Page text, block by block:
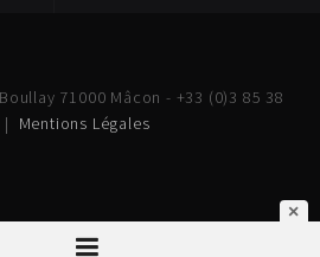
71000 Mâcon - +33 (0)3 85 38
| Mentions Légales